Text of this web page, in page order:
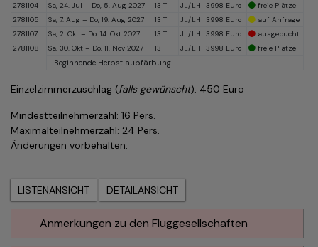
2781104 Sa, 24. Jul – Do, 5. Aug 2027 13 T JL/LH 3998 Euro
freie Plätze
2781105
Sa, 7. Aug – Do, 19. Aug 2027 13 T JL/LH 3998 Euro
auf Anfrage
2781107
Sa, 2. Okt – Do, 14. Okt 2027 13 T JL/LH 3998 Euro
ausgebucht
2781108
Sa, 30. Okt – Do, 11. Nov 2027 13 T JL/LH 3998 Euro freie Plätze
Beginnende Herbstlaubfärbung
Einzelzimmerzuschlag (falls gewünscht): 450 Euro
Mindestteilnehmerzahl: 16 Pers.
Maximalteilnehmerzahl: 24 Pers.
Änderungen vorbehalten.
LISTENANSICHT DETAILANSICHT
Anmerkungen zu den Fluggesellschaften